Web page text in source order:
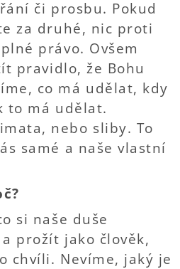
či prosbu. Pokud
za druhé, nic proti
právo. Ovšem
pravidlo, že Bohu
co má udělat, kdy
to má udělat.
nebo sliby. To
samé a naše vlastní
si naše duše
prožít jako člověk,
chvíli. Nevíme, jaký je